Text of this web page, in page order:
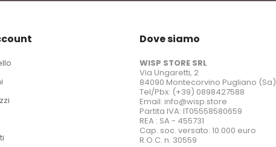
Dove siamo
WISP STORE SRL
Via Ungaretti, 2
84090 Montecorvino Pugliano (Sa)
Tel/Pbx: (+39) 0898427588
Email: info@wisp.store
Partita IVA: IT05558580659
REA : SA - 455731
Cap. soc. versato: 10.000 euro
R.O.C. n. 30559